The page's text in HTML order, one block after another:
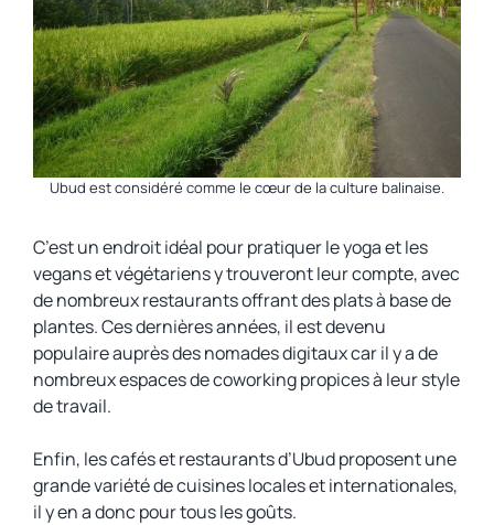
Ubud est considéré comme le cœur de la culture balinaise.
C’est un endroit idéal pour pratiquer le yoga et les
vegans et végétariens y trouveront leur compte, avec
de nombreux restaurants offrant des plats à base de
plantes. Ces dernières années, il est devenu
populaire auprès des nomades digitaux car il y a de
nombreux espaces de coworking propices à leur style
de travail.
Enfin, les cafés et restaurants d’Ubud proposent une
grande variété de cuisines locales et internationales,
il y en a donc pour tous les goûts.